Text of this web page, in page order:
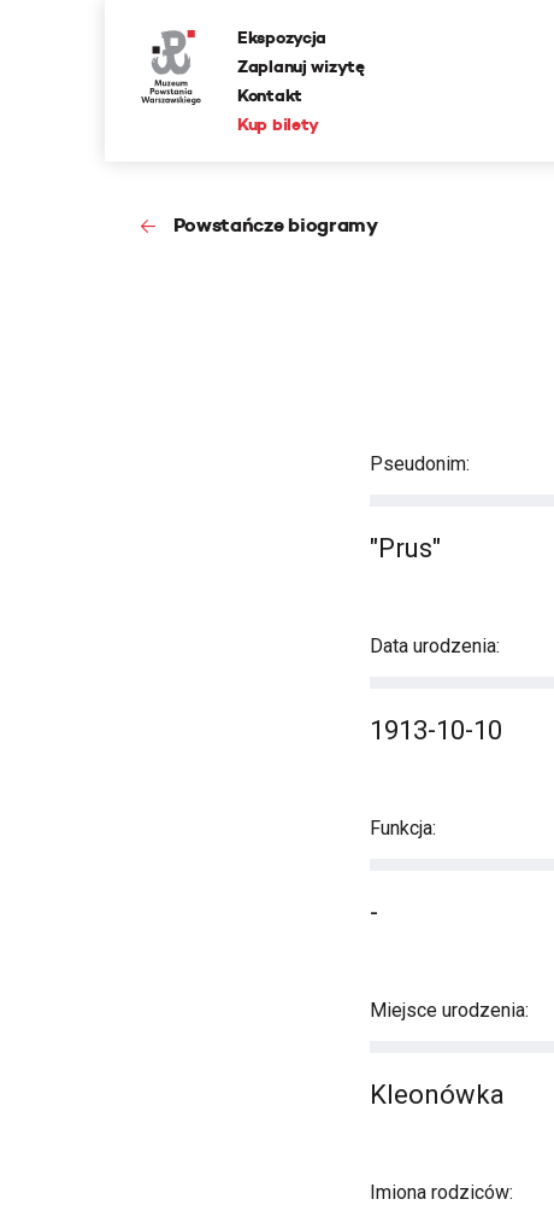
Ekspozycja
Zaplanuj wizytę
Kontakt
Kup bilety
Powstańcze biogramy
Pseudonim:
"Prus"
Data urodzenia:
1913-10-10
Funkcja:
-
Miejsce urodzenia:
Kleonówka
Imiona rodziców: